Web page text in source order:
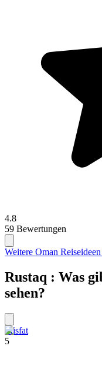
4.8
59 Bewertungen
Weitere Oman
Rustaq : Was
sehen?
Misfat
5